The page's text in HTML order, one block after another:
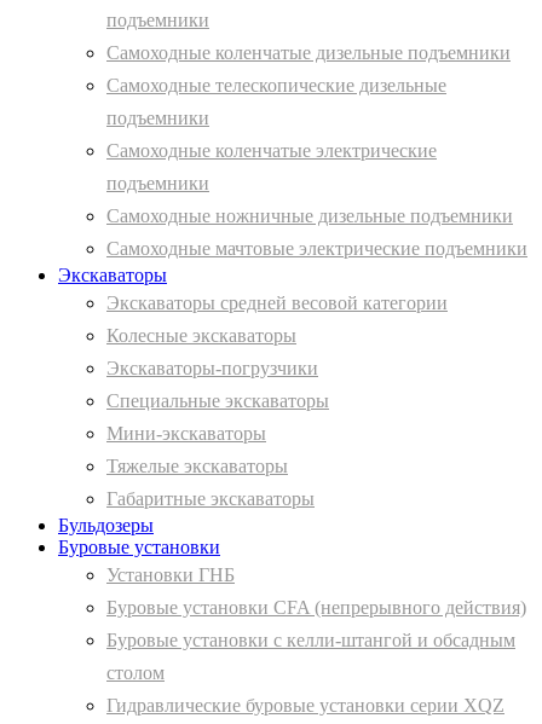
подъемники
Самоходные коленчатые дизельные подъемники
Самоходные телескопические дизельные
подъемники
Самоходные коленчатые электрические
подъемники
Самоходные ножничные дизельные подъемники
Самоходные мачтовые электрические подъемники
Экскаваторы
Экскаваторы средней весовой категории
Колесные экскаваторы
Экскаваторы-погрузчики
Специальные экскаваторы
Мини-экскаваторы
Тяжелые экскаваторы
Габаритные экскаваторы
Бульдозеры
Буровые установки
Установки ГНБ
Буровые установки CFA (непрерывного действия)
Буровые установки с келли-штангой и обсадным
столом
Гидравлические буровые установки серии XQZ